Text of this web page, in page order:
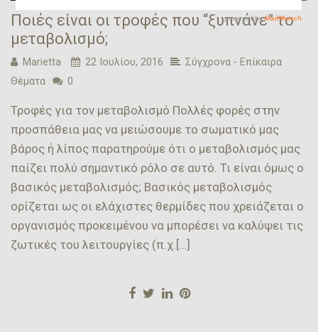
Ποιές είναι οι τροφές που “ξυπνάνε” το
μεταβολισμό;
Marietta 22 Ιουλίου, 2016
Σύγχρονα - Επίκαιρα
Θέματα
0
Τροφές για τον μεταβολισμό Πολλές φορές στην
προσπάθεια μας να μειώσουμε το σωματικό μας
βάρος ή λίπος παρατηρούμε ότι ο μεταβολισμός μας
παίζει πολύ σημαντικό ρόλο σε αυτό. Τι είναι όμως ο
βασικός μεταβολισμός; Βασικός μεταβολισμός
ορίζεται ως οι ελάχιστες θερμίδες που χρειάζεται ο
οργανισμός προκειμένου να μπορέσει να καλύψει τις
ζωτικές του λειτουργίες (π.χ.[…]